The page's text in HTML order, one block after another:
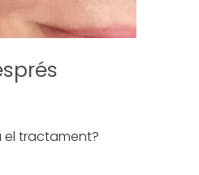
el tractament?